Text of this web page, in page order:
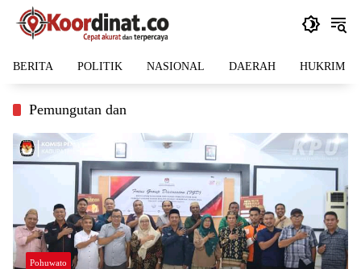
Langsung
BERITA POLITIK NASIONAL DAERAH HUKRIM
Pemungutan dan
Pohuwato